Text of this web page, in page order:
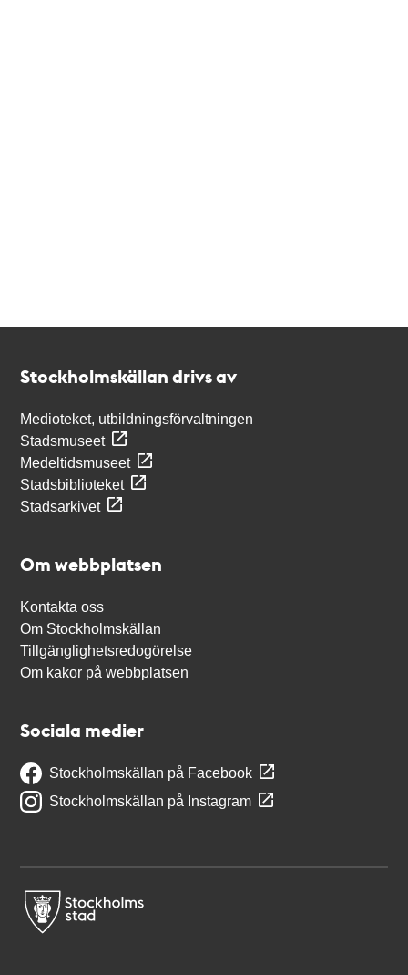
Stockholmskällan drivs av
Medioteket, utbildningsförvaltningen
Stadsmuseet
Medeltidsmuseet
Stadsbiblioteket
Stadsarkivet
Om webbplatsen
Kontakta oss
Om Stockholmskällan
Tillgänglighetsredogörelse
Om kakor på webbplatsen
Sociala medier
Stockholmskällan på Facebook
Stockholmskällan på Instagram